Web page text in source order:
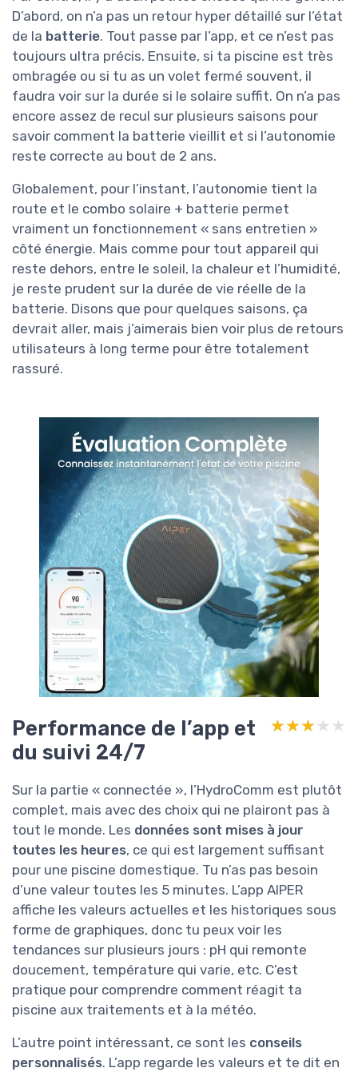
D’abord, on n’a pas un retour hyper détaillé sur l’état
de la batterie. Tout passe par l’app, et ce n’est pas
toujours ultra précis. Ensuite, si ta piscine est très
ombragée ou si tu as un volet fermé souvent, il
faudra voir sur la durée si le solaire suffit. On n’a pas
encore assez de recul sur plusieurs saisons pour
savoir comment la batterie vieillit et si l’autonomie
reste correcte au bout de 2 ans.
Globalement, pour l’instant, l’autonomie tient la
route et le combo solaire + batterie permet
vraiment un fonctionnement « sans entretien »
côté énergie. Mais comme pour tout appareil qui
reste dehors, entre le soleil, la chaleur et l’humidité,
je reste prudent sur la durée de vie réelle de la
batterie. Disons que pour quelques saisons, ça
devrait aller, mais j’aimerais bien voir plus de retours
utilisateurs à long terme pour être totalement
rassuré.
Performance de l’app et
du suivi 24/7
★★★★★
★★★★★
Sur la partie « connectée », l’HydroComm est plutôt
complet, mais avec des choix qui ne plairont pas à
tout le monde. Les données sont mises à jour
toutes les heures, ce qui est largement suffisant
pour une piscine domestique. Tu n’as pas besoin
d’une valeur toutes les 5 minutes. L’app AIPER
affiche les valeurs actuelles et les historiques sous
forme de graphiques, donc tu peux voir les
tendances sur plusieurs jours : pH qui remonte
doucement, température qui varie, etc. C’est
pratique pour comprendre comment réagit ta
piscine aux traitements et à la météo.
L’autre point intéressant, ce sont les conseils
personnalisés. L’app regarde les valeurs et te dit en